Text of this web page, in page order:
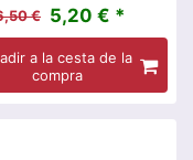
€ 5,20 € *
a la cesta de la
compra